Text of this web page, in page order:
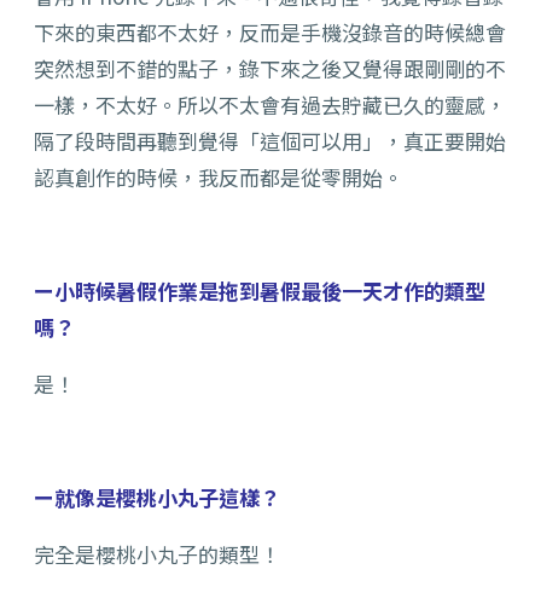
下來的東西都不太好，反而是手機沒錄音的時候總會
突然想到不錯的點子，錄下來之後又覺得跟剛剛的不
一樣，不太好。所以不太會有過去貯藏已久的靈感，
隔了段時間再聽到覺得「這個可以用」，真正要開始
認真創作的時候，我反而都是從零開始。
ー小時候暑假作業是拖到暑假最後一天才作的類型
嗎？
是！
ー就像是櫻桃小丸子這樣？
完全是櫻桃小丸子的類型！